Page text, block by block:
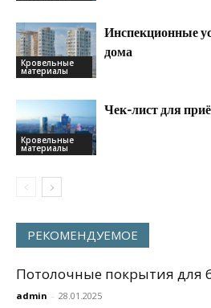
Кровельные
материалы
Инспекционные
дома
Кровельные
материалы
Чек-лист для
РЕКОМЕНДУЕМОЕ
Потолочные покрытия для
admin - 28.01.2025